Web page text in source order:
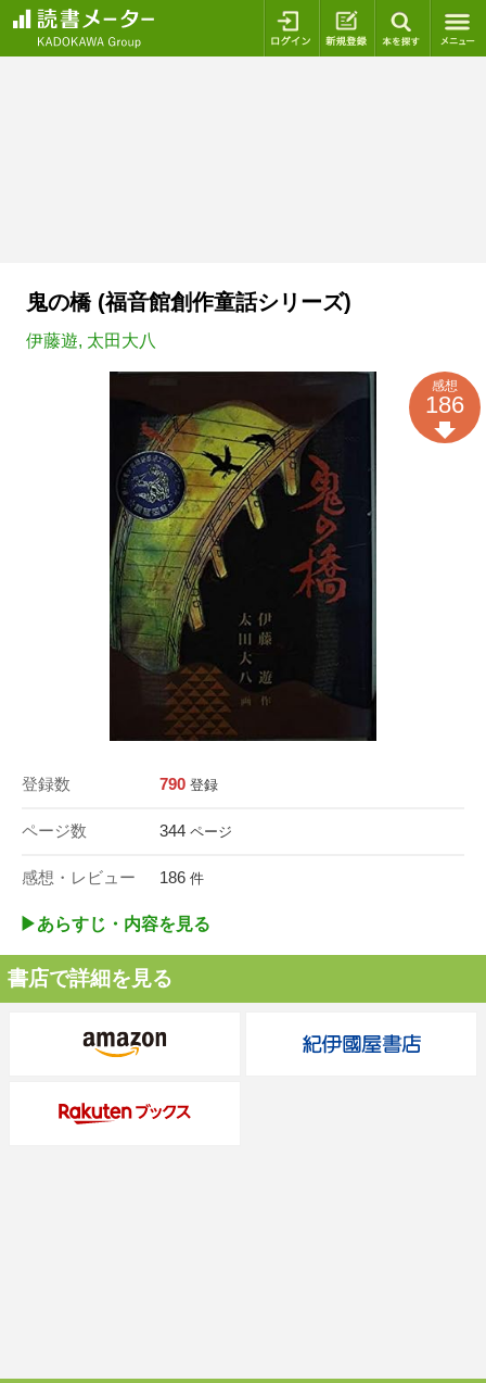
ログイン 新規登録
鬼の橋 (福音館創作童話シリーズ)
伊藤遊, 太田大八
登録数 790 登録
ページ数 344 ページ
感想・レビュー 186 件
感想
186
▶︎あらすじ・内容を見る
書店で詳細を見る